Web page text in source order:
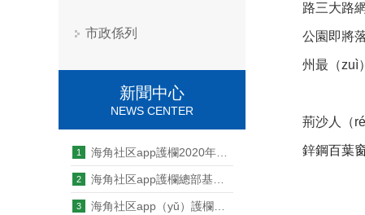
市政係列
新聞中心
NEWS CENTER
1 海角社区app護欄2020年上半年工（gōng）作總結暨下（xià）半（bàn）年（nián）工作計劃會（huì）隆重召開
2 海角社区app護欄總部基地大樓喜迎封（fēng）頂
3 海角社区app（yǔ）護欄開展（zhǎn）第39期管（guǎn）理（lǐ）能力提升培訓
路三大路
公園即將
州最（zuì
荊沙人（
鋅鋼百葉